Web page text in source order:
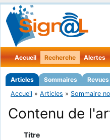
Accueil Recherche
Articles Sommaires Revues
Alertes
Accueil » Articles » Sommaire
Contenu de
Titre